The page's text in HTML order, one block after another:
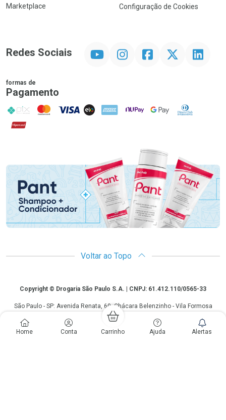
Home Conta Carrinho Ajuda Alertas
Marketplace
Configuração de Cookies
Redes Sociais InstagramFacebookTwitter Linkedin
formas de
Pagamento
PIX MasterCard
VISA ELO AMEX NuPay Google PayDiners Club
Hipercard
Voltar ao Topo
CopyrightCopyright © Drogaria São Paulo S.A. | CNPJ: 61.412.110/0565-33
São Paulo - SP: Avenida Renata, 60, Chácara Belenzinho - Vila Formosa
Gislaine Lima Meo CRF 40.354 | 24 horas| Autorização de funcionamento:
Processo: 2531.559767/2014-90 Autorização/MS: 7.31847.3 | As
informações contidas neste site, como promoções e ofertas de remédios e